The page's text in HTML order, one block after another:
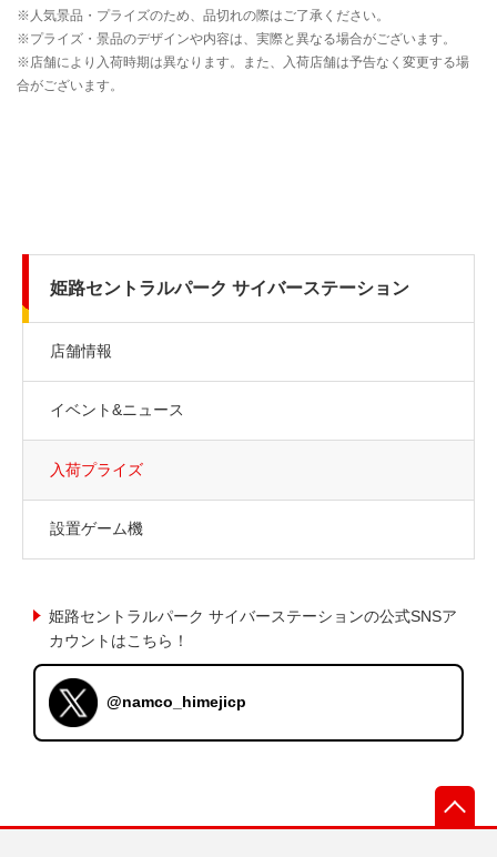
姫路セントラルパーク サイバーステーション
店舗情報
イベント&ニュース
入荷プライズ
設置ゲーム機
姫路セントラルパーク サイバーステーションの公式SNSア
カウントはこちら！
@namco_himejicp